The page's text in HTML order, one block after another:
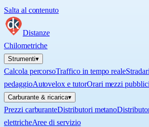
Salta al contenuto
Distanze
Chilometriche
Strumenti▾
Calcola percorsoTraffico in tempo reale
pedaggioAutovelox e tutorOrari mezzi pubblici
Carburante & ricarica▾
Prezzi carburanteDistributori metano
elettricheAree di servizio